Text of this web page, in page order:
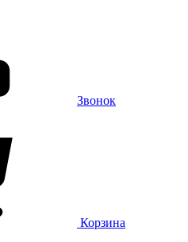
Звонок
Корзина